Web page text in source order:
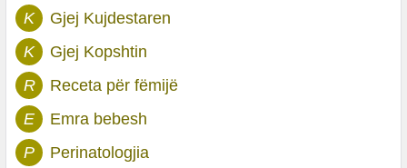
K
Gjej Kujdestaren
K
Gjej Kopshtin
R
Receta për fëmijë
E
Emra bebesh
P
Perinatologjia